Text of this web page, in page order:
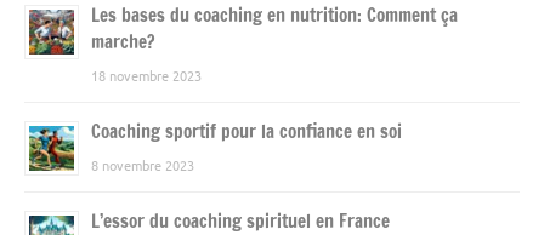
Les bases du coaching en nutrition: Comment ça
marche?
18 novembre 2023
Coaching sportif pour la confiance en soi
8 novembre 2023
L’essor du coaching spirituel en France